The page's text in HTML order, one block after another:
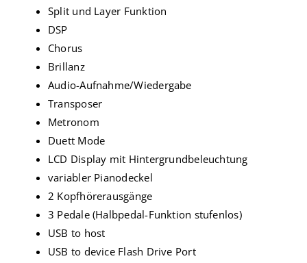
Split und Layer Funktion
DSP
Chorus
Brillanz
Audio-Aufnahme/Wiedergabe
Transposer
Metronom
Duett Mode
LCD Display mit Hintergrundbeleuchtung
variabler Pianodeckel
2 Kopfhörerausgänge
3 Pedale (Halbpedal-Funktion stufenlos)
USB to host
USB to device Flash Drive Port